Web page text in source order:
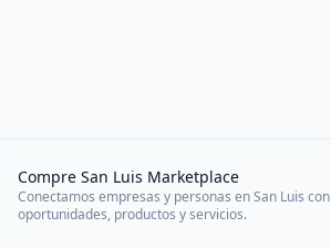
Compre San Luis Marketplace
Conectamos empresas y personas en San Luis con
oportunidades, productos y servicios.